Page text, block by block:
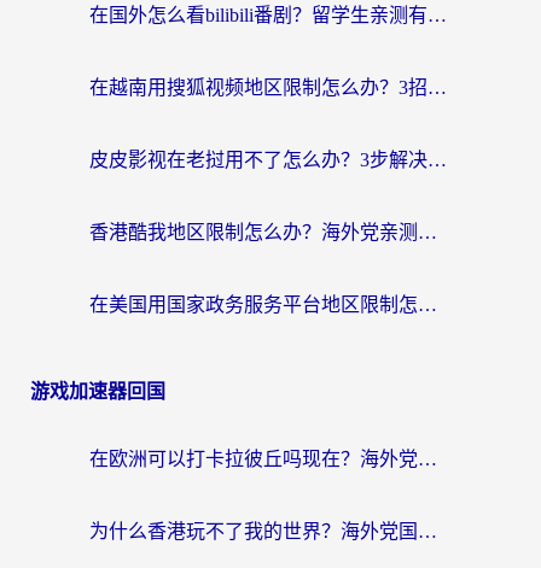
在国外怎么看bilibili番剧？留学生亲测有效的地域限制突破指南（附酷我酷狗音乐解决方法）
在越南用搜狐视频地区限制怎么办？3招解决海外看国内剧难题（附西瓜视频CCTV观看技巧）
皮皮影视在老挝用不了怎么办？3步解决海外看国内影视&财经的痛点
香港酷我地区限制怎么办？海外党亲测有效的回国加速方案来了
在美国用国家政务服务平台地区限制怎么办？海外华人必备的突破攻略（附追剧看片技巧）
游戏加速器回国
在欧洲可以打卡拉彼丘吗现在？海外党国服游戏加速器终极避坑指南
为什么香港玩不了我的世界？海外党国服游戏加速终极解决方案